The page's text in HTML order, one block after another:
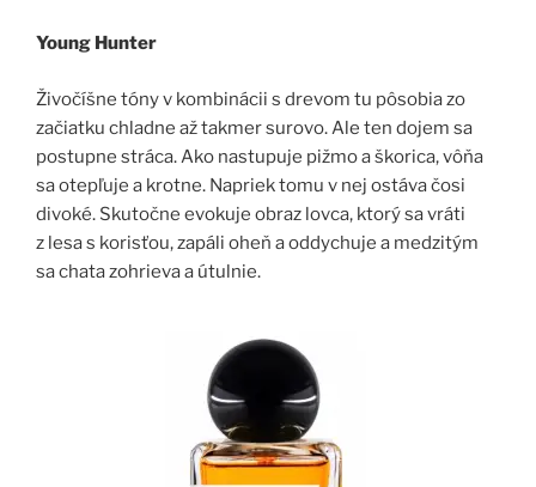
Young Hunter
Živočíšne tóny v kombinácii s drevom tu pôsobia zo
začiatku chladne až takmer surovo. Ale ten dojem sa
postupne stráca. Ako nastupuje pižmo a škorica, vôňa
sa otepľuje a krotne. Napriek tomu v nej ostáva čosi
divoké. Skutočne evokuje obraz lovca, ktorý sa vráti
z lesa s korisťou, zapáli oheň a oddychuje a medzitým
sa chata zohrieva a útulnie.